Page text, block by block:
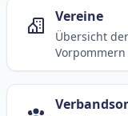
Vereine
Übersicht